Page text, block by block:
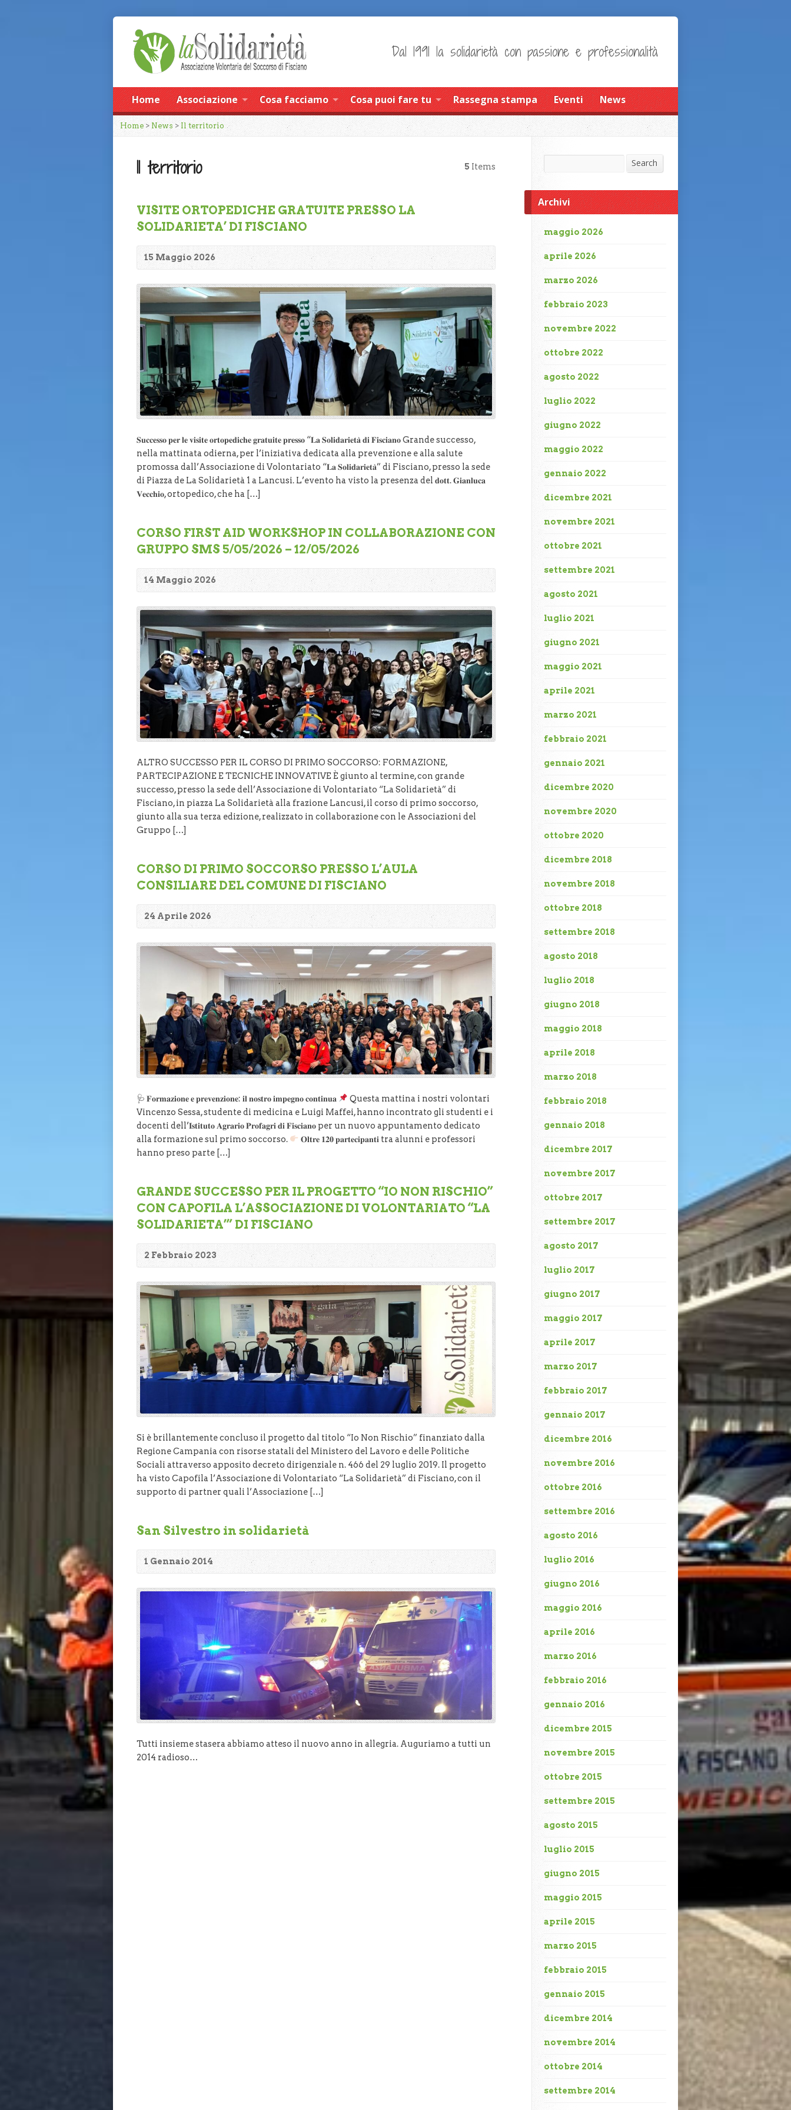
Dal 1991 la solidarietà con passione e professionalità
Home Associazione Cosa facciamo Cosa puoi fare tu Rassegna stampa Eventi News
Home> News >Il territorio
Il territorio 5 Items
VISITE ORTOPEDICHE GRATUITE PRESSO LA
SOLIDARIETA’ DI FISCIANO
15 Maggio 2026
𝐒𝐮𝐜𝐜𝐞𝐬𝐬𝐨 𝐩𝐞𝐫 𝐥𝐞 𝐯𝐢𝐬𝐢𝐭𝐞 𝐨𝐫𝐭𝐨𝐩𝐞𝐝𝐢𝐜𝐡𝐞 𝐠𝐫𝐚𝐭𝐮𝐢𝐭𝐞 𝐩𝐫𝐞𝐬𝐬𝐨 “𝐋𝐚 𝐒𝐨𝐥𝐢𝐝𝐚𝐫𝐢𝐞𝐭𝐚̀ 𝐝𝐢 𝐅𝐢𝐬𝐜𝐢𝐚𝐧𝐨 Grande successo,
nella mattinata odierna, per l’iniziativa dedicata alla prevenzione e alla salute
promossa dall’Associazione di Volontariato “𝐋𝐚 𝐒𝐨𝐥𝐢𝐝𝐚𝐫𝐢𝐞𝐭𝐚̀” di Fisciano, presso la sede
di Piazza de La Solidarietà 1 a Lancusi. L’evento ha visto la presenza del 𝐝𝐨𝐭𝐭. 𝐆𝐢𝐚𝐧𝐥𝐮𝐜𝐚
𝐕𝐞𝐜𝐜𝐡𝐢𝐨, ortopedico, che ha […]
CORSO FIRST AID WORKSHOP IN COLLABORAZIONE CON
GRUPPO SMS 5/05/2026 – 12/05/2026
14 Maggio 2026
ALTRO SUCCESSO PER IL CORSO DI PRIMO SOCCORSO: FORMAZIONE,
PARTECIPAZIONE E TECNICHE INNOVATIVE È giunto al termine, con grande
successo, presso la sede dell’Associazione di Volontariato “La Solidarietà” di
Fisciano, in piazza La Solidarietà alla frazione Lancusi, il corso di primo soccorso,
giunto alla sua terza edizione, realizzato in collaborazione con le Associazioni del
Gruppo […]
CORSO DI PRIMO SOCCORSO PRESSO L’AULA
CONSILIARE DEL COMUNE DI FISCIANO
24 Aprile 2026
🩺 𝐅𝐨𝐫𝐦𝐚𝐳𝐢𝐨𝐧𝐞 𝐞 𝐩𝐫𝐞𝐯𝐞𝐧𝐳𝐢𝐨𝐧𝐞: 𝐢𝐥 𝐧𝐨𝐬𝐭𝐫𝐨 𝐢𝐦𝐩𝐞𝐠𝐧𝐨 𝐜𝐨𝐧𝐭𝐢𝐧𝐮𝐚
Questa mattina i nostri volontari
Vincenzo Sessa, studente di medicina e Luigi Maffei, hanno incontrato gli studenti e i
docenti dell’𝐈𝐬𝐭𝐢𝐭𝐮𝐭𝐨 𝐀𝐠𝐫𝐚𝐫𝐢𝐨 𝐏𝐫𝐨𝐟𝐚𝐠𝐫𝐢 𝐝𝐢 𝐅𝐢𝐬𝐜𝐢𝐚𝐧𝐨 per un nuovo appuntamento dedicato
alla formazione sul primo soccorso.
𝐎𝐥𝐭𝐫𝐞 𝟏𝟐𝟎 𝐩𝐚𝐫𝐭𝐞𝐜𝐢𝐩𝐚𝐧𝐭𝐢 tra alunni e professori
hanno preso parte […]
GRANDE SUCCESSO PER IL PROGETTO “IO NON RISCHIO”
CON CAPOFILA L’ASSOCIAZIONE DI VOLONTARIATO “LA
SOLIDARIETA’” DI FISCIANO
2 Febbraio 2023
Si è brillantemente concluso il progetto dal titolo “Io Non Rischio” finanziato dalla
Regione Campania con risorse statali del Ministero del Lavoro e delle Politiche
Sociali attraverso apposito decreto dirigenziale n. 466 del 29 luglio 2019. Il progetto
ha visto Capofila l’Associazione di Volontariato “La Solidarietà” di Fisciano, con il
supporto di partner quali l’Associazione […]
San Silvestro in solidarietà
1 Gennaio 2014
Tutti insieme stasera abbiamo atteso il nuovo anno in allegria. Auguriamo a tutti un
2014 radioso…
Search
Archivi
maggio 2026
aprile 2026
marzo 2026
febbraio 2023
novembre 2022
ottobre 2022
agosto 2022
luglio 2022
giugno 2022
maggio 2022
gennaio 2022
dicembre 2021
novembre 2021
ottobre 2021
settembre 2021
agosto 2021
luglio 2021
giugno 2021
maggio 2021
aprile 2021
marzo 2021
febbraio 2021
gennaio 2021
dicembre 2020
novembre 2020
ottobre 2020
dicembre 2018
novembre 2018
ottobre 2018
settembre 2018
agosto 2018
luglio 2018
giugno 2018
maggio 2018
aprile 2018
marzo 2018
febbraio 2018
gennaio 2018
dicembre 2017
novembre 2017
ottobre 2017
settembre 2017
agosto 2017
luglio 2017
giugno 2017
maggio 2017
aprile 2017
marzo 2017
febbraio 2017
gennaio 2017
dicembre 2016
novembre 2016
ottobre 2016
settembre 2016
agosto 2016
luglio 2016
giugno 2016
maggio 2016
aprile 2016
marzo 2016
febbraio 2016
gennaio 2016
dicembre 2015
novembre 2015
ottobre 2015
settembre 2015
agosto 2015
luglio 2015
giugno 2015
maggio 2015
aprile 2015
marzo 2015
febbraio 2015
gennaio 2015
dicembre 2014
novembre 2014
ottobre 2014
settembre 2014